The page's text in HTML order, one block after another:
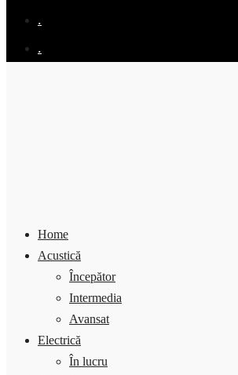
.
.
Home
Acustică
Începător
Intermedia
Avansat
Electrică
În lucru